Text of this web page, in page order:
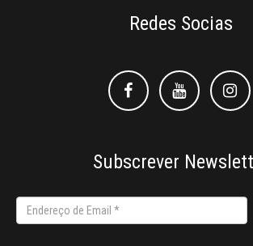
Redes Socias
FacebookFacebook
Subscrever